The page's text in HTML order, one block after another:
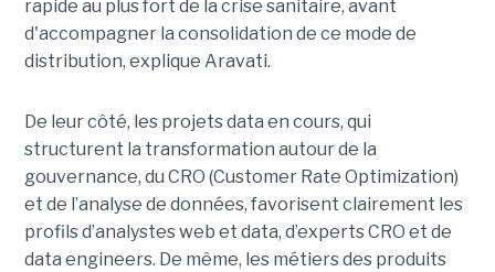
rapide au plus fort de la crise sanitaire, avant
d'accompagner la consolidation de ce mode de
distribution, explique Aravati.
De leur côté, les projets data en cours, qui
structurent la transformation autour de la
gouvernance, du CRO (Customer Rate Optimization)
et de l’analyse de données, favorisent clairement les
profils d’analystes web et data, d’experts CRO et de
data engineers. De même, les métiers des produits